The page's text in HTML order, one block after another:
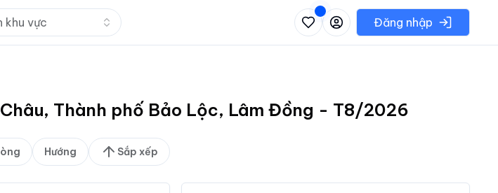
khu vực Nhấn để mở danh sách các khu vực có thể chọnĐăng nhập
Thành phố Bảo Lộc, Lâm Đồng - T8/2026
Hướng Sắp xếp